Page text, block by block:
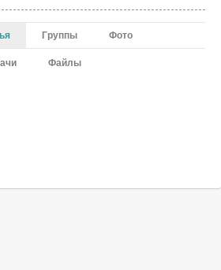
Группы Фото
Файлы